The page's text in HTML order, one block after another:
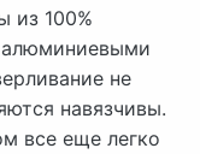
из 100%
алюминиевыми
не
навязчивы.
все еще легко